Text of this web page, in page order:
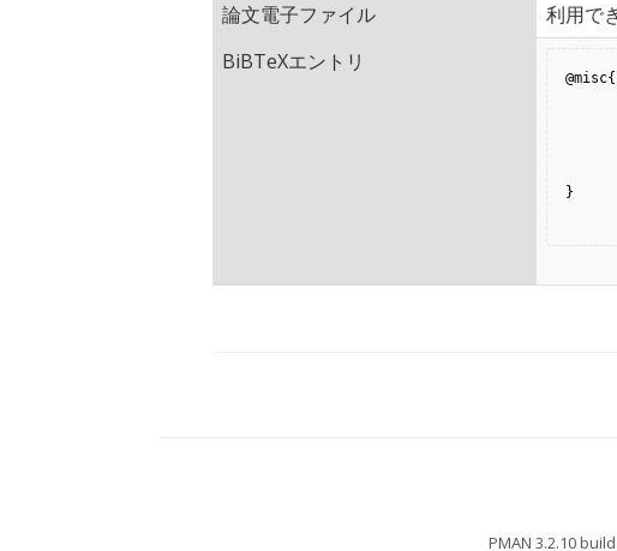
論文電子ファイル
利用で
BiBTeXエントリ
}
PMAN 3.2.10